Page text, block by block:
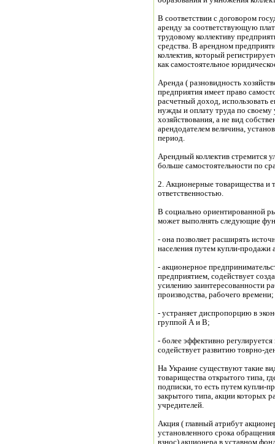
В соответствии с договором
аренду за соответствующую
трудовому коллективу
средства. В арендном
коллектив, который
как самостоятельное
Аренда ( разновидность
предприятия имеет право
расчетный доход, использовать
нужды и оплату труда по
хозяйствования, а не вид
арендодателем величина,
период.
Арендный коллектив стремится
больше самостоятельности по
2. Акционерные товарищества и
ответственностью.
В социально ориентированной
может выполнять следующие
- она позволяет расширять
населения путем купли-продажи
- акционерное
предприятием, содействует
усилению заинтересованности
производства, рабочего времени;
- устраняет диспропорцию в
группой А и В;
- более эффективно
содействует развитию товрно-
На Украине существуют такие
товарищества открытого типа,
подписки, то есть путем купли-
закрытого типа, акции которых
учредителей.
Акция ( главный атрибут
установленного срока
взнос) акционера в уставном